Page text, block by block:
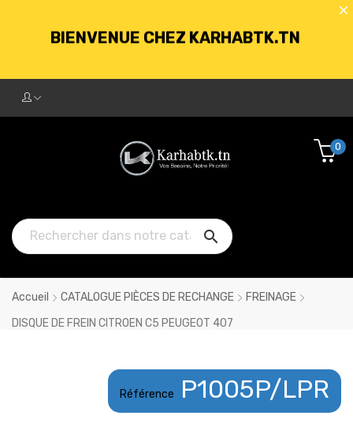
BIENVENUE CHEZ KARHABTK.TN
250DT D'ACHATS

0
Accueil CATALOGUE PIÈCES DE RECHANGE
FREINAGE
DISQUE DE FREIN CITROEN C5 PEUGEOT 407
Référence P1005P/LPR